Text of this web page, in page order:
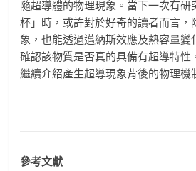
隨超導體的物理現象。當下一次有研
杯」時，或許對於好奇的讀者而言，
象，也能透過邁納斯效應及熱容量變
確認該物質是否真的具備有超導特性
繼續介紹產生超導現象背後的物理機
參考文獻